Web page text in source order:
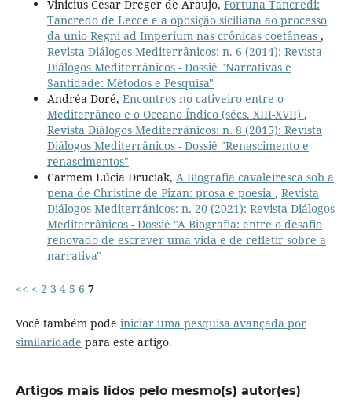
Vinicius Cesar Dreger de Araujo, Fortuna Tancredi:
Tancredo de Lecce e a oposição siciliana ao processo
da unio Regni ad Imperium nas crônicas coetâneas ,
Revista Diálogos Mediterrânicos: n. 6 (2014): Revista
Diálogos Mediterrânicos - Dossiê "Narrativas e
Santidade: Métodos e Pesquisa"
Andréa Doré, Encontros no cativeiro entre o
Mediterrâneo e o Oceano Índico (sécs. XIII-XVII) ,
Revista Diálogos Mediterrânicos: n. 8 (2015): Revista
Diálogos Mediterrânicos - Dossiê "Renascimento e
renascimentos"
Carmem Lúcia Druciak, A Biografia cavaleiresca sob a
pena de Christine de Pizan: prosa e poesia , Revista
Diálogos Mediterrânicos: n. 20 (2021): Revista Diálogos
Mediterrânicos - Dossiê "A Biografia: entre o desafio
renovado de escrever uma vida e de refletir sobre a
narrativa"
<< < 2 3 4 5 6 7
Você também pode iniciar uma pesquisa avançada por
similaridade para este artigo.
Artigos mais lidos pelo mesmo(s) autor(es)